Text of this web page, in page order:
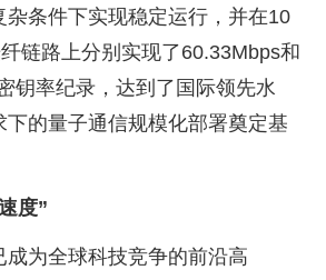
杂条件下实现稳定运行，并在10
链路上分别实现了60.33Mbps和
钥率纪录，达到了国际领先水
下的量子通信规模化部署奠定基
度”
成为全球科技竞争的前沿高